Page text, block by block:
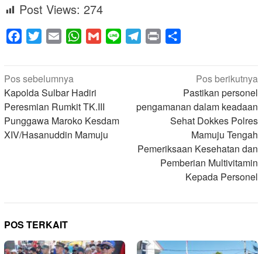
Post Views: 274
Facebook
Twitter Email WhatsApp
Gmail Line Telegram
Print
Navigasi
pos
Pos sebelumnya
Kapolda Sulbar Hadiri
Peresmian Rumkit TK.III
Punggawa Maroko Kesdam
XIV/Hasanuddin Mamuju
Pos berikutnya
Pastikan personel
pengamanan dalam keadaan
Sehat Dokkes Polres
Mamuju Tengah
Pemeriksaan Kesehatan dan
Pemberian Multivitamin
Kepada Personel
POS TERKAIT